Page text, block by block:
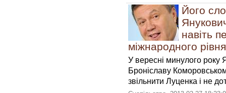
Його
навіть
міжнародного рівня
У вересні минулого року
Броніславу
звільнити Луценка і не